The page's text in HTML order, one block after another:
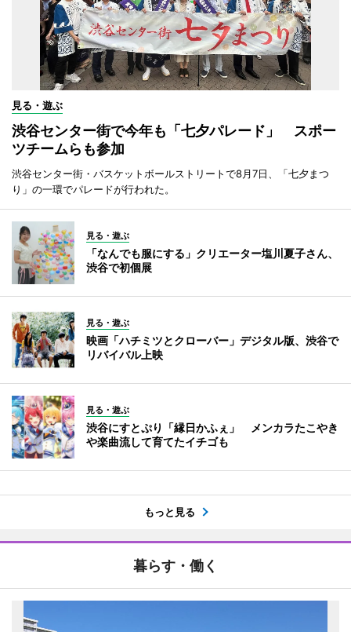
見る・遊ぶ
渋谷センター街で今年も「七夕パレード」 スポー
ツチームらも参加
渋谷センター街・バスケットボールストリートで8月7日、「七夕まつ
り」の一環でパレードが行われた。
見る・遊ぶ
「なんでも服にする」クリエーター塩川夏子さん、
渋谷で初個展
見る・遊ぶ
映画「ハチミツとクローバー」デジタル版、渋谷で
リバイバル上映
見る・遊ぶ
渋谷にすとぷり「縁日かふぇ」 メンカラたこやき
や楽曲流して育てたイチゴも
もっと見る
暮らす・働く